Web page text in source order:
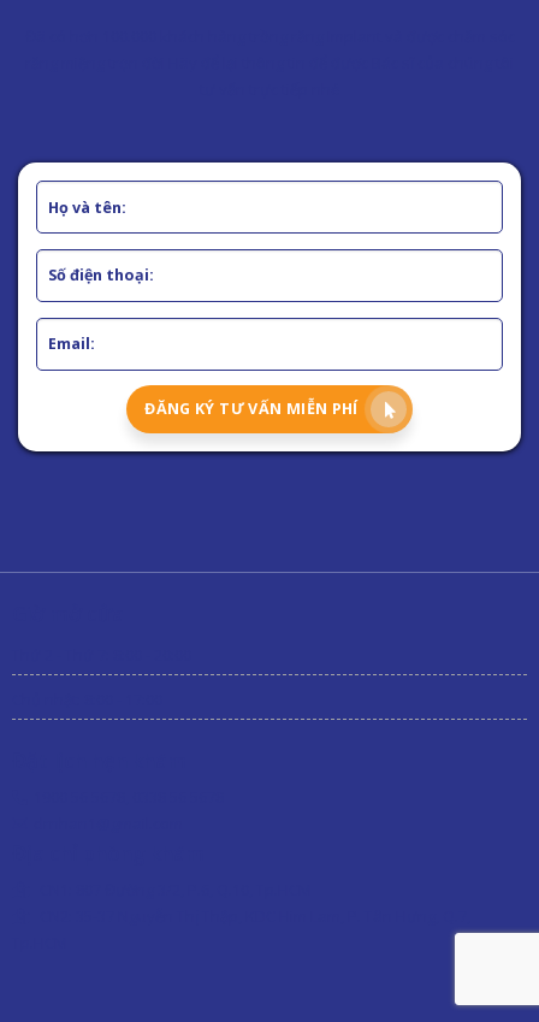
ĐĂNG KÝ TƯ VẤN MIỄN PHÍ